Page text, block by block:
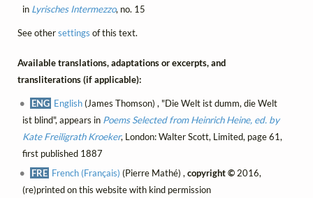
in Lyrisches Intermezzo, no. 15
See othersettings of this text.
Available translations, adaptations or excerpts, and
transliterations (if applicable):
ENG English(James Thomson) , "Die Welt ist dumm, die Welt
ist blind", appears in Poems Selected from Heinrich Heine, ed. by
Kate Freiligrath Kroeker, London: Walter Scott, Limited, page 61,
first published 1887
FRE French (Français) (Pierre Mathé) ,copyright © 2016,
(re)printed on this website with kind permission